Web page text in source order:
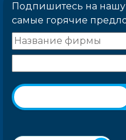
Подпишитесь на нашу
самые горячие